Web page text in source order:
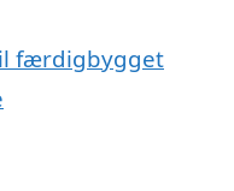
færdigbygget